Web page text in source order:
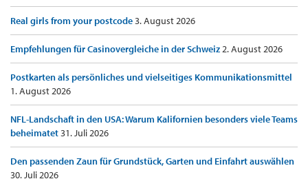
Real girls from your postcode3. August 2026
Empfehlungen für Casinovergleiche in der Schweiz2. August 2026
Postkarten als persönliches und vielseitiges Kommunikationsmittel
1. August 2026
NFL-Landschaft in den USA: Warum Kalifornien besonders viele Teams
beheimatet31. Juli 2026
Den passenden Zaun für Grundstück, Garten und Einfahrt auswählen
30. Juli 2026